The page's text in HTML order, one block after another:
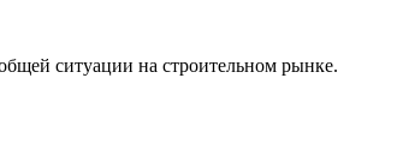
ситуации на строительном рынке.